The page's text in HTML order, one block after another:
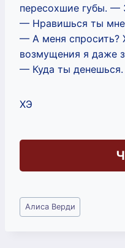
пересохшие губы. —
— Нравишься ты
— А меня спросить?
возмущения я даже
— Куда ты денешься.
ХЭ
Метки
записи:
Алиса Верди